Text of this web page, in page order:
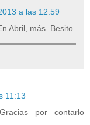
a las 12:59
Abril, más. Besito.
11:13
por contarlo